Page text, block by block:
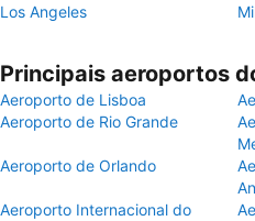
Los Angeles
Principais aeroportos
Aeroporto de Lisboa
Aeroporto de Rio Grande
Aeroporto de Orlando
Aeroporto Internacional do